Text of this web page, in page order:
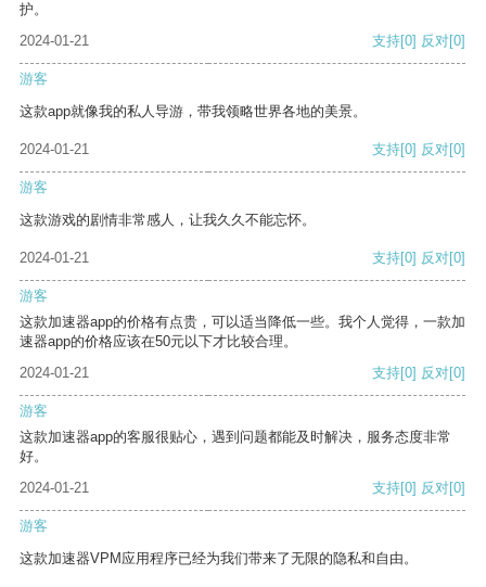
护。
2024-01-21
支持[0] 反对[0]
游客
这款app就像我的私人导游，带我领略世界各地的美景。
2024-01-21 支持[0] 反对[0]
游客
这款游戏的剧情非常感人，让我久久不能忘怀。
2024-01-21 支持[0] 反对[0]
游客
这款加速器app的价格有点贵，可以适当降低一些。我个人觉得，一款加
速器app的价格应该在50元以下才比较合理。
2024-01-21
支持[0] 反对[0]
游客
这款加速器app的客服很贴心，遇到问题都能及时解决，服务态度非常
好。
2024-01-21
支持[0] 反对[0]
游客
这款加速器VPM应用程序已经为我们带来了无限的隐私和自由。